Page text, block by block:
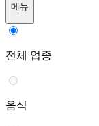
메뉴
전체 업종
음식